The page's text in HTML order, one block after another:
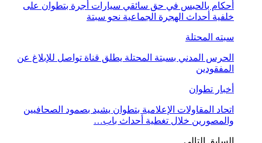
أحكام بالحبس في حق سائقي سيارات أجرة بتطوان على
خلفية أحداث الهجرة الجماعية نحو سبتة
سبته المحتلة
الحرس المدني بسبتة المحتلة يطلق قناة تواصل للإبلاغ عن
المفقودين
أخبار تطوان
اتحاد المقاولات الإعلامية بتطوان يشيد بصمود الصحافيين
والمصورين خلال تغطية أحداث باب…
السابق التالي